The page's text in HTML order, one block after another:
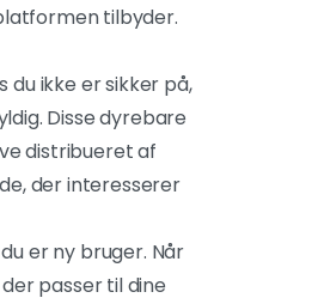
tilbyder.
du ikke er sikker på,
Disse dyrebare
distribueret af
der interesserer
er ny bruger. Når
passer til dine